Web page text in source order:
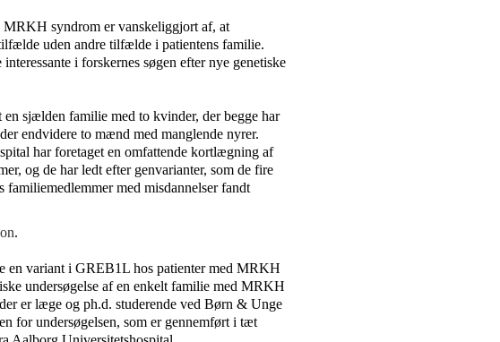
syndrom er vanskeliggjort af, at
uden andre tilfælde i patientens familie.
i forskernes søgen efter nye genetiske
sjælden familie med to kvinder, der begge har
endvidere to mænd med manglende nyrer.
har foretaget en omfattende kortlægning af
og de har ledt efter genvarianter, som de fire
med misdannelser fandt
.
en variant i GREB1L hos patienter med MRKH
undersøgelse af en enkelt familie med MRKH
er læge og ph.d. studerende ved Børn & Unge
for undersøgelsen, som er gennemført i tæt